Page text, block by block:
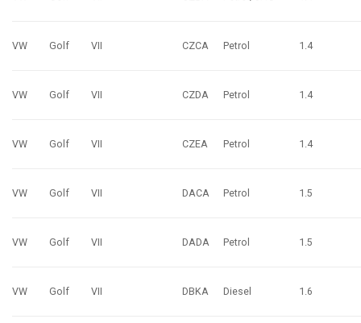
VW Golf VII CZCA Petrol 1.4
VW Golf VII CZDA Petrol 1.4
VW Golf VII CZEA Petrol 1.4
VW Golf VII DACA Petrol 1.5
VW Golf VII DADA Petrol 1.5
VW Golf VII DBKA Diesel 1.6